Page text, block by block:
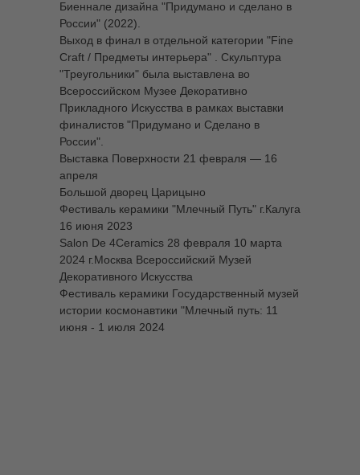
Биеннале дизайна "Придумано и сделано в
России" (2022).
Выход в финал в отдельной категории "Fine
Craft / Предметы интерьера" . Скульптура
"Треугольники" была выставлена во
Всероссийском Музее Декоративно
Прикладного Искусства в рамках выставки
финалистов "Придумано и Сделано в
России".
Выставка Поверхности 21 февраля — 16
апреля
Большой дворец Царицыно
Фестиваль керамики "Млечный Путь" г.Калуга
16 июня 2023
Salon De 4Ceramics 28 февраля 10 марта
2024 г.Москва Всероссийский Музей
Декоративного Искусства
Фестиваль керамики Государственный музей
истории космонавтики "Млечный путь: 11
июня - 1 июля 2024